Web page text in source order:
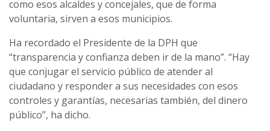
como esos alcaldes y concejales, que de forma
voluntaria, sirven a esos municipios.
Ha recordado el Presidente de la DPH que
“transparencia y confianza deben ir de la mano”. “Hay
que conjugar el servicio público de atender al
ciudadano y responder a sus necesidades con esos
controles y garantías, necesarias también, del dinero
público”, ha dicho.